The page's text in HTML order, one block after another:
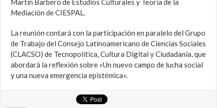
Martín Barbero de Estudios Culturales y Teoría de la
Mediación de CIESPAL.
La reunión contará con la participación en paralelo del Grupo
de Trabajo del Consejo Latinoamericano de Ciencias Sociales
(CLACSO) de Tecnopolítica, Cultura Digital y Ciudadanía, que
abordará la reflexión sobre «Un nuevo campo de lucha social
y una nueva emergencia epistémica».